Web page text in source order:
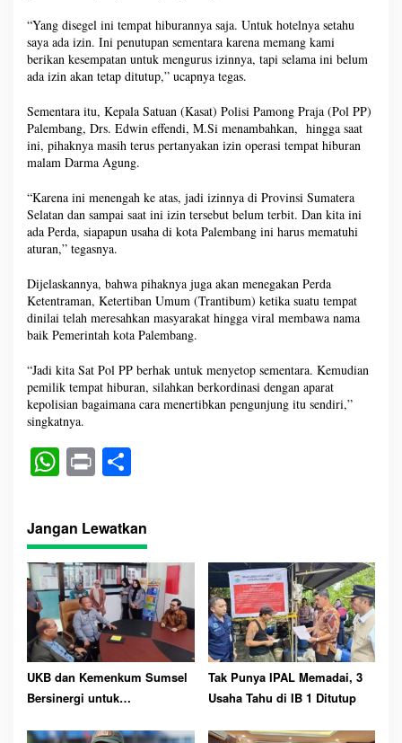
“Yang disegel ini tempat hiburannya saja. Untuk hotelnya setahu
saya ada izin. Ini penutupan sementara karena memang kami
berikan kesempatan untuk mengurus izinnya, tapi selama ini belum
ada izin akan tetap ditutup,” ucapnya tegas.
Sementara itu, Kepala Satuan (Kasat) Polisi Pamong Praja (Pol PP)
Palembang, Drs. Edwin effendi, M.Si menambahkan, hingga saat
ini, pihaknya masih terus pertanyakan izin operasi tempat hiburan
malam Darma Agung.
“Karena ini menengah ke atas, jadi izinnya di Provinsi Sumatera
Selatan dan sampai saat ini izin tersebut belum terbit. Dan kita ini
ada Perda, siapapun usaha di kota Palembang ini harus mematuhi
aturan,” tegasnya.
Dijelaskannya, bahwa pihaknya juga akan menegakan Perda
Ketentraman, Ketertiban Umum (Trantibum) ketika suatu tempat
dinilai telah meresahkan masyarakat hingga viral membawa nama
baik Pemerintah kota Palembang.
“Jadi kita Sat Pol PP berhak untuk menyetop sementara. Kemudian
pemilik tempat hiburan, silahkan berkordinasi dengan aparat
kepolisian bagaimana cara menertibkan pengunjung itu sendiri,”
singkatnya.
W
ts
A
pp
Pr
t re
Jangan Lewatkan
UKB dan Kemenkum Sumsel
Bersinergi untuk
Intelektual
Tak Punya IPAL Memadai, 3
Usaha Tahu di IB 1 Ditutup